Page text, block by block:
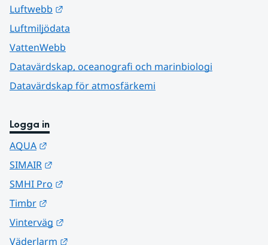
Luftwebb
Luftmiljödata
VattenWebb
Datavärdskap, oceanografi och marinbiologi
Datavärdskap för atmosfärkemi
Logga in
AQUA
SIMAIR
SMHI Pro
Timbr
Vinterväg
Väderlarm